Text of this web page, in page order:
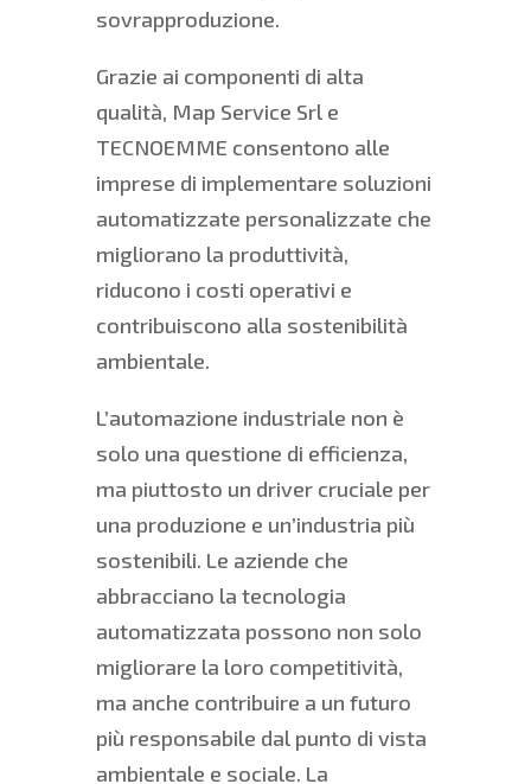
sovrapproduzione.
Grazie ai componenti di alta
qualità, Map Service Srl e
TECNOEMME consentono alle
imprese di implementare soluzioni
automatizzate personalizzate che
migliorano la produttività,
riducono i costi operativi e
contribuiscono alla sostenibilità
ambientale.
L’automazione industriale non è
solo una questione di efficienza,
ma piuttosto un driver cruciale per
una produzione e un’industria più
sostenibili. Le aziende che
abbracciano la tecnologia
automatizzata possono non solo
migliorare la loro competitività,
ma anche contribuire a un futuro
più responsabile dal punto di vista
ambientale e sociale. La